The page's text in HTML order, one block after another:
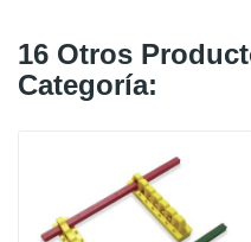
16 Otros
Categoría: